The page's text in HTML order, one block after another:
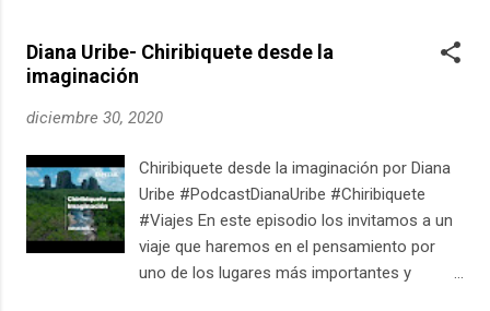
Abel Villa Karen Corredor Diego Torres Gómez Kamian
Suarez Andrea Martínez Gómez Sebastián Rojas Felipe
Useche Post: Rodrigo Rodrígez
Diana Uribe- Chiribiquete desde la
imaginación
diciembre 30, 2020
Chiribiquete desde la imaginación por Diana
Uribe #PodcastDianaUribe #Chiribiquete
#Viajes En este episodio los invitamos a un
viaje que haremos en el pensamiento por
uno de los lugares más importantes y